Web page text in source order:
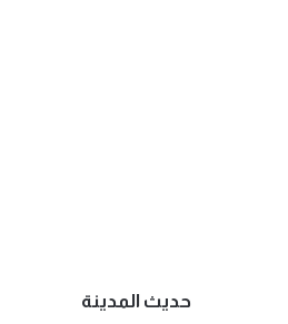
حديث المدينة